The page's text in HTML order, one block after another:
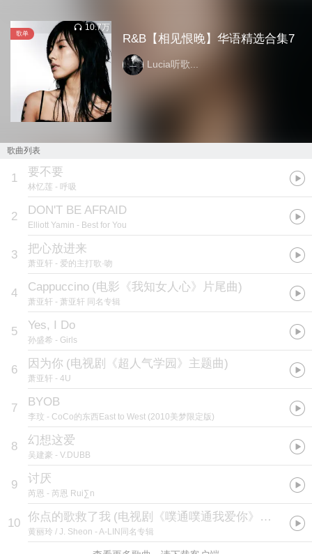
歌单
10.7万
R&B【相见恨晚】华语精选合集7
Lucia听歌...
歌曲列表
1 要不要
林忆莲 - 呼吸
2 DON'T BE AFRAID
Elliott Yamin - Best for You
3 把心放进来
萧亚轩 - 爱的主打歌·吻
4 Cappuccino (电影《我知女人心》片尾曲)
萧亚轩 - 萧亚轩 同名专辑
5 Yes, I Do
孙盛希 - Girls
6 因为你 (电视剧《超人气学园》主题曲)
萧亚轩 - 4U
7 BYOB
李玟 - CoCo的东西East to West (2010美梦限定版)
8 幻想这爱
吴建豪 - V.DUBB
9 讨厌
芮恩 - 芮恩 Rui∑n
10 你点的歌救了我 (电视剧《噗通噗通我爱你》片头曲 )
黄丽玲 / J. Sheon - A-LIN同名专辑